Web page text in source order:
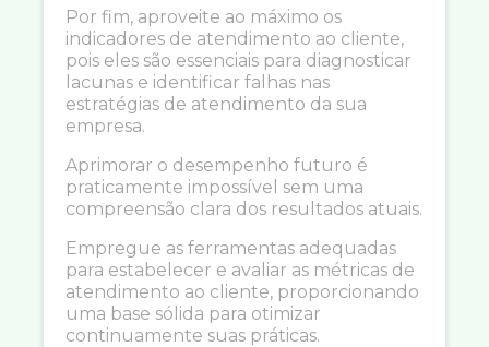
Por fim, aproveite ao máximo os
indicadores de atendimento ao cliente,
pois eles são essenciais para diagnosticar
lacunas e identificar falhas nas
estratégias de atendimento da sua
empresa.
Aprimorar o desempenho futuro é
praticamente impossível sem uma
compreensão clara dos resultados atuais.
Empregue as ferramentas adequadas
para estabelecer e avaliar as métricas de
atendimento ao cliente, proporcionando
uma base sólida para otimizar
continuamente suas práticas.